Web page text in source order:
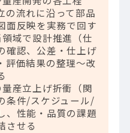
の流れに沿って部品
面反映を実務で回す
域で設計推進（仕
確認、公差・仕上げ
評価結果の整理～改
産立上げ折衝（関
条件/スケジュール/
、性能・品質の課題
させる